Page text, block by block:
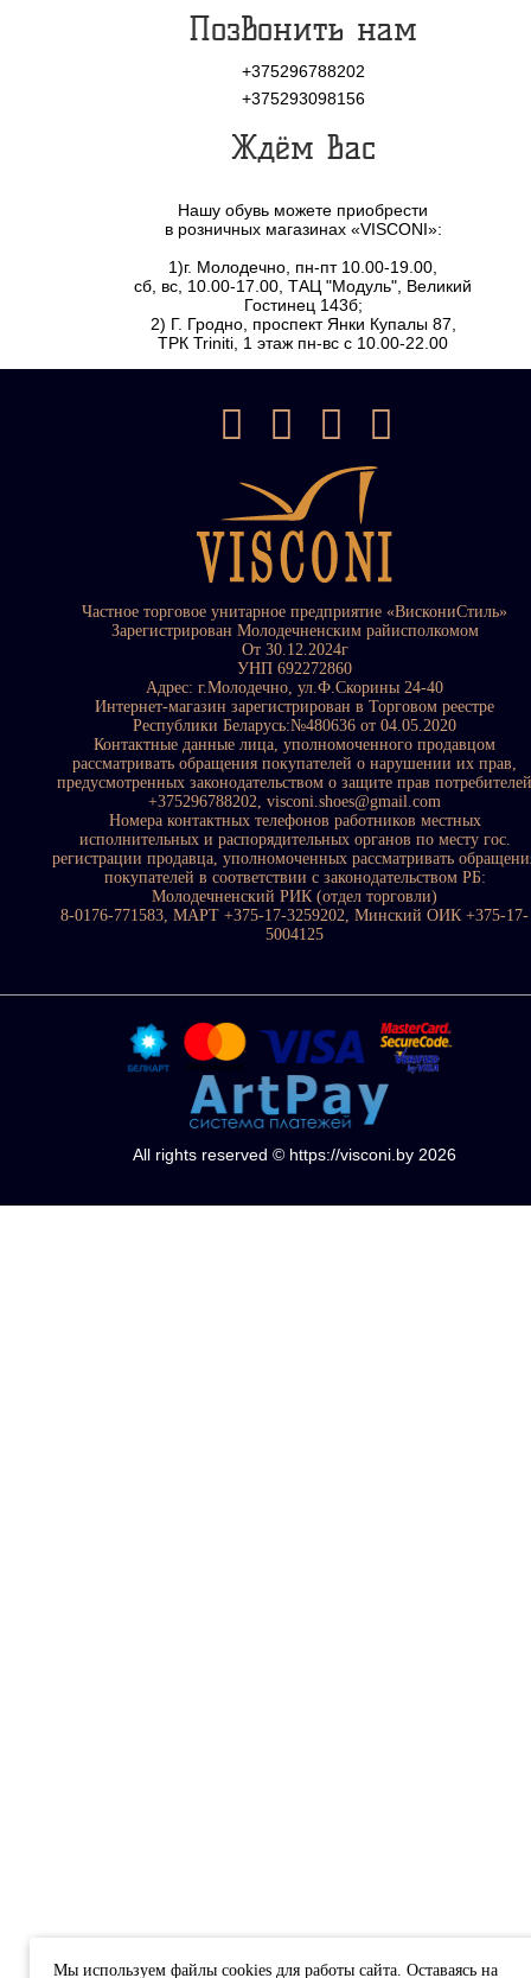
Позвонить нам
+375296788202
+375293098156
Ждём Вас
Нашу обувь можете приобрести
в розничных магазинах «VISCONI»:
1)г. Молодечно, пн-пт 10.00-19.00,
сб, вс, 10.00-17.00, ТАЦ "Модуль", Великий
Гостинец 143б;
2) Г. Гродно, проспект Янки Купалы 87,
ТРК Triniti, 1 этаж пн-вс с 10.00-22.00
Частное торговое унитарное предприятие «ВискониСтиль»
Зарегистрирован Молодечненским райисполкомом
От 30.12.2024г
УНП 692272860
Адрес: г.Молодечно, ул.Ф.Скорины 24-40
Интернет-магазин зарегистрирован в Торговом реестре
Республики Беларусь:№480636 от 04.05.2020
Контактные данные лица, уполномоченного продавцом
рассматривать обращения покупателей о нарушении их прав,
предусмотренных законодательством о защите прав потребителей
+375296788202, visconi.shoes@gmail.com
Номера контактных телефонов работников местных
исполнительных и распорядительных органов по месту гос.
регистрации продавца, уполномоченных рассматривать
покупателей в соответствии с законодательством РБ:
Молодечненский РИК (отдел торговли)
8-0176-771583, МАРТ +375-17-3259202, Минский ОИК +375-17-
5004125
All rights reserved © https://visconi.by 2026
Мы используем файлы cookies для работы сайта. Оставаясь на